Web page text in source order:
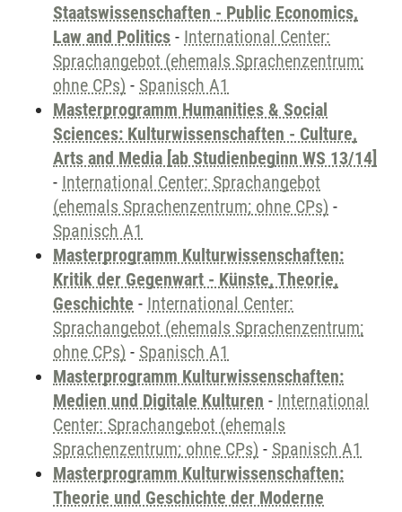
Staatswissenschaften - Public Economics,
Law and Politics - International Center:
Sprachangebot (ehemals Sprachenzentrum;
ohne CPs) - Spanisch A1
Masterprogramm Humanities & Social
Sciences: Kulturwissenschaften - Culture,
Arts and Media [ab Studienbeginn WS 13/14]
- International Center: Sprachangebot
(ehemals Sprachenzentrum; ohne CPs) -
Spanisch A1
Masterprogramm Kulturwissenschaften:
Kritik der Gegenwart - Künste, Theorie,
Geschichte - International Center:
Sprachangebot (ehemals Sprachenzentrum;
ohne CPs) - Spanisch A1
Masterprogramm Kulturwissenschaften:
Medien und Digitale Kulturen - International
Center: Sprachangebot (ehemals
Sprachenzentrum; ohne CPs) - Spanisch A1
Masterprogramm Kulturwissenschaften:
Theorie und Geschichte der Moderne